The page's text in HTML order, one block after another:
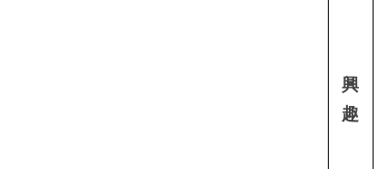
興
趣